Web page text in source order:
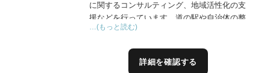
に関するコンサルティング、地域活性化の支
援などを行っています。道の駅や自治体の整
備した農業公園等の管理運営にも指定管理者
スとした集客交流施設の整備運営やイベン
ト、体験プログラムの企画運営などについて
…(もっと読む)
詳細を確認する